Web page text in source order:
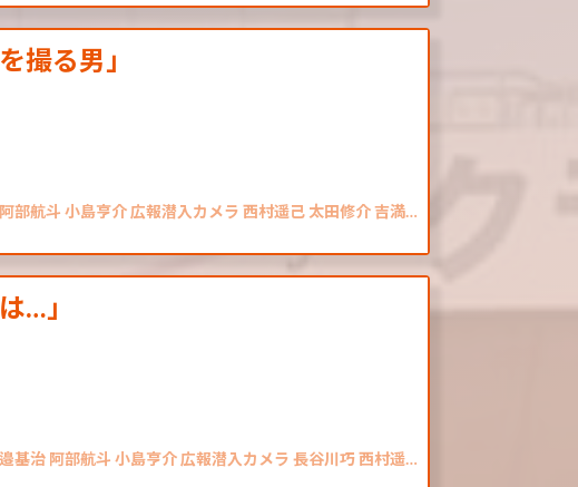
撮る男」
部航斗 小島亨介 広報潜入カメラ 西村遥己 太田修介 吉満…
…」
基治 阿部航斗 小島亨介 広報潜入カメラ 長谷川巧 西村遥…